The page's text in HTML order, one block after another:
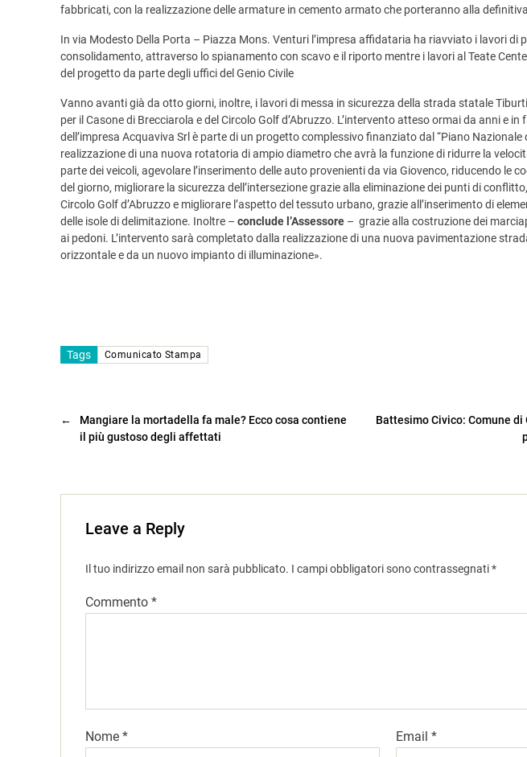
fabbricati, con la realizzazione delle armature in cemento armato che porteranno alla
In via Modesto Della Porta – Piazza Mons. Venturi l’impresa affidataria ha riavviato i lavori di
consolidamento, attraverso lo spianamento con scavo e il riporto mentre i lavori al Teate
del progetto da parte degli uffici del Genio Civile
Vanno avanti già da otto giorni, inoltre, i lavori di messa in sicurezza della strada statale
per il Casone di Brecciarola e del Circolo Golf d’Abruzzo. L’intervento atteso ormai da anni e in
dell’impresa Acquaviva Srl è parte di un progetto complessivo finanziato dal “Piano Nazionale
realizzazione di una nuova rotatoria di ampio diametro che avrà la funzione di ridurre la
parte dei veicoli, agevolare l’inserimento delle auto provenienti da via Giovenco, riducendo le
del giorno, migliorare la sicurezza dell’intersezione grazie alla eliminazione dei punti di
Circolo Golf d’Abruzzo e migliorare l’aspetto del tessuto urbano, grazie all’inserimento di
delle isole di delimitazione. Inoltre – conclude l’Assessore – grazie alla costruzione dei
ai pedoni. L’intervento sarà completato dalla realizzazione di una nuova pavimentazione
orizzontale e da un nuovo impianto di illuminazione».
Tags Comunicato Stampa
←
Mangiare la mortadella fa male? Ecco cosa contiene
il più gustoso degli affettati
Battesimo Civico: Comune
Leave a Reply
Il tuo indirizzo email non sarà pubblicato. I campi obbligatori sono contrassegnati*
Commento *
Nome * Email*